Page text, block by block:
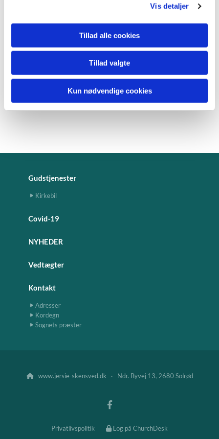
Vis detaljer
Tillad alle cookies
Tillad valgte
Kun nødvendige cookies
Gudstjenester
Kirkebil
Covid-19
NYHEDER
Vedtægter
Kontakt
Adresser
Kordegn
Sognets præster
www.jersie-skensved.dk · Ndr. Byvej 13, 2680 Solrød
Privatlivspolitik Log på ChurchDesk